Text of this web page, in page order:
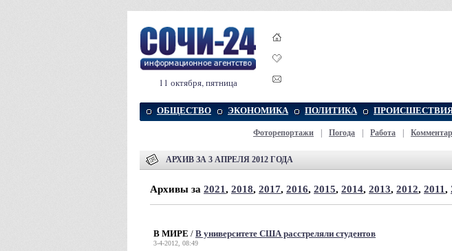
11 октября, пятница
ОБЩЕСТВО ЭКОНОМИКА ПОЛИТИКА
Фоторепортажи Погода Работа
АРХИВ ЗА 3 АПРЕЛЯ 2012 ГОДА
Архивы за 2021, 2018, 2017, 2016, 2015, 2014, 2013, 2012, 2011,
В МИРЕ / В университете США расстреляли студентов
3-4-2012, 08:49